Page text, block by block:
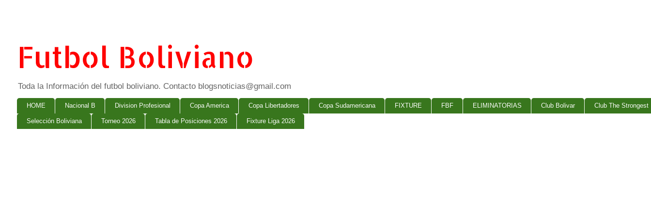
Futbol Boliviano
Toda la Información del futbol boliviano. Contacto blogsnoticias@gmail.com
HOME Nacional B Division Profesional Copa America Copa Libertadores Copa Sudamericana FIXTURE FBF ELIMINATORIAS Club Bolivar Club The Strongest
Selección Boliviana Torneo 2026 Tabla de Posiciones 2026 Fixture Liga 2026